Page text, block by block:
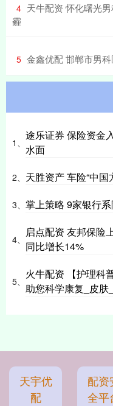
4 天牛配资 怀化曙光
霾
5 金鑫优配 邯郸市男
1、
途乐证券 保险资金
水面
2、 天胜资产 车险“中国
3、 掌上策略 9家银行
4、
启点配资 友邦保险
同比增长14%
5、
火牛配资 【护理科
助您科学康复_皮肤
天宇优
配
配资
全平